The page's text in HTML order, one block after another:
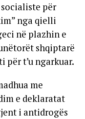
për
nga qielli
në plazhin e
shqiptarë
për t’u ngarkuar.
me
e deklaratat
i antidrogës